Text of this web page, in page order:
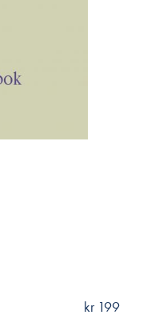
kr 199